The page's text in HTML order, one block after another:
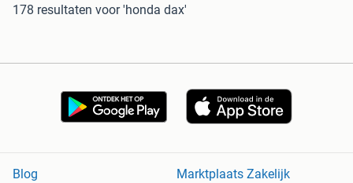
178 resultaten voor 'honda dax'
Blog
Marktplaats Zakelijk